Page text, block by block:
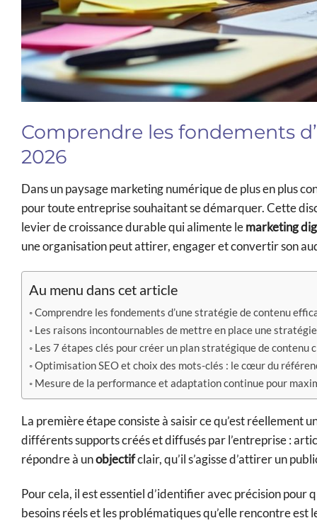
Comprendre les fondements
2026
Dans un paysage marketing numérique de plus en plus
pour toute entreprise souhaitant se démarquer. Cette
levier de croissance durable qui alimente lemarketing
une organisation peut attirer, engager et convertir son
Au menu dans cet article
Comprendre les fondements d’une stratégie de contenu
Les raisons incontournables de mettre en place une
Les 7 étapes clés pour créer un plan stratégique de contenu
Optimisation SEO et choix des mots-clés : le cœur du
Mesure de la performance et adaptation continue pour
La première étape consiste à saisir ce qu’est réellement
différents supports créés et diffusés par l’entreprise :
répondre à unobjectifclair, qu’il s’agisse d’attirer un
Pour cela, il est essentiel d’identifier avec précision pour
besoins réels et les problématiques qu’elle rencontre est